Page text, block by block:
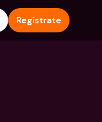
Regístrate